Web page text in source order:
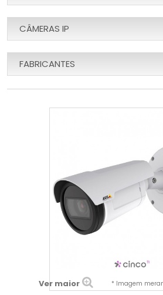
CÂMERAS IP
FABRICANTES
Ver maior * Imagem